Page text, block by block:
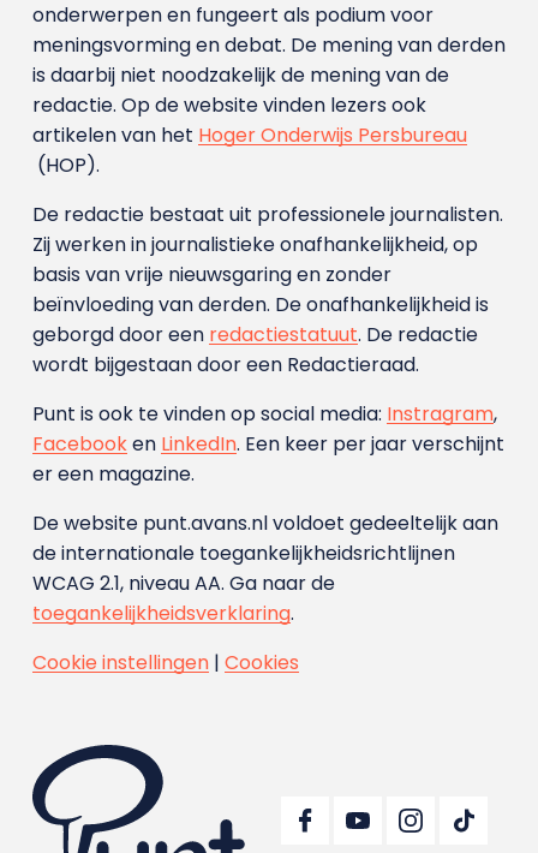
onderwerpen en fungeert als podium voor
meningsvorming en debat. De mening van derden
is daarbij niet noodzakelijk de mening van de
redactie. Op de website vinden lezers ook
artikelen van het Hoger Onderwijs Persbureau
(HOP).
De redactie bestaat uit professionele journalisten.
Zij werken in journalistieke onafhankelijkheid, op
basis van vrije nieuwsgaring en zonder
beïnvloeding van derden. De onafhankelijkheid is
geborgd door een redactiestatuut. De redactie
wordt bijgestaan door een Redactieraad.
Punt is ook te vinden op social media: Instragram,
Facebooken LinkedIn. Een keer per jaar verschijnt
er een magazine.
De website punt.avans.nl voldoet gedeeltelijk aan
de internationale toegankelijkheidsrichtlijnen
WCAG 2.1, niveau AA. Ga naar de
toegankelijkheidsverklaring.
Cookie instellingen| Cookies